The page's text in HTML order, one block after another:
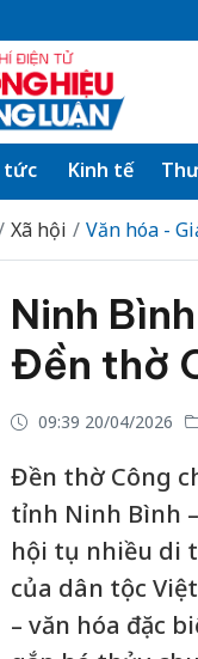
tức Kinh tế
Xã hội Văn hóa -
Ninh
Đền thờ
09:39 20/04/2026
Đền thờ Công
tỉnh Ninh Bình
hội tụ nhiều di
của dân tộc
– văn hóa đặc